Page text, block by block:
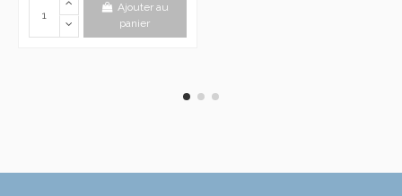
Ajouter au
panier